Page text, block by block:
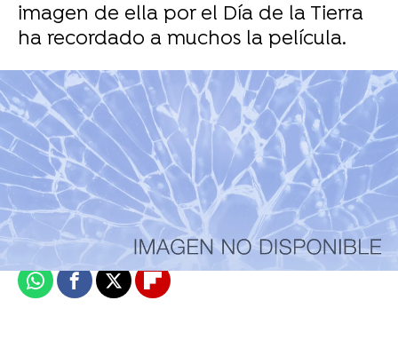
imagen de ella por el Día de la Tierra
ha recordado a muchos la película.
Se Estrena
Madrid
Publicado:23 de abril de 2021, 12:39
WhatsappFacebook
X Flipboard